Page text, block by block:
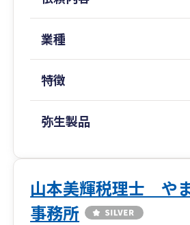
業種
特徴
弥生製品
山本美輝税理士 や
事務所